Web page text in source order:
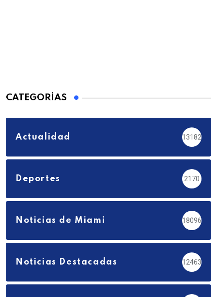
CATEGORÍAS
Actualidad 13182
Deportes 2170
Noticias de Miami 18096
Noticias Destacadas 12463